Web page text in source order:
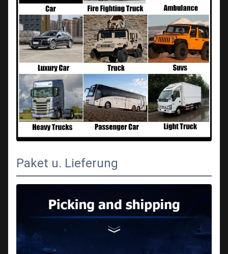
Paket u. Lieferung